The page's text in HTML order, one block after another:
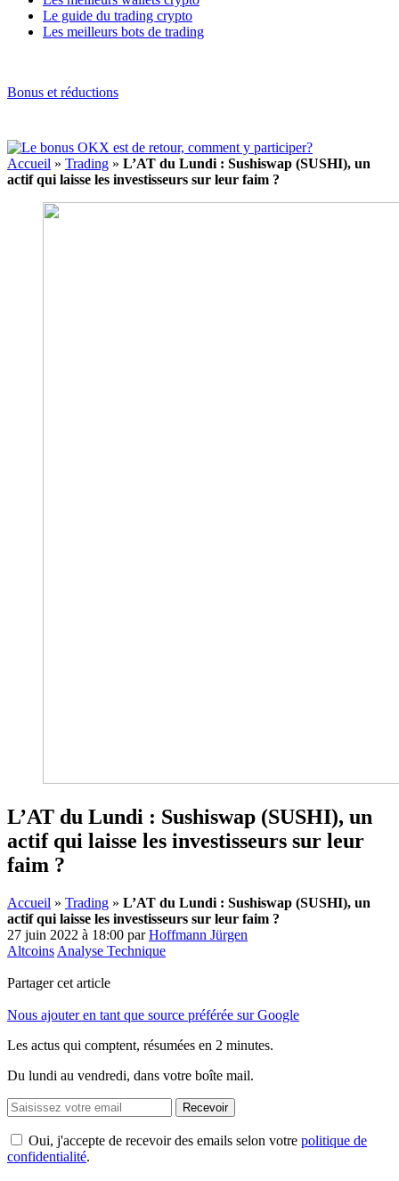
Le guide du trading crypto
Les meilleurs bots de trading
Bonus et réductions
Accueil » Trading » L’AT du Lundi : Sushiswap (SUSHI), un
actif qui laisse les investisseurs sur leur faim ?
L’AT du Lundi : Sushiswap (SUSHI), un
actif qui laisse les investisseurs sur leur
faim ?
Accueil » Trading » L’AT du Lundi : Sushiswap (SUSHI), un
actif qui laisse les investisseurs sur leur faim ?
27 juin 2022 à 18:00 parHoffmann Jürgen
Altcoins Analyse Technique
Partager cet article
Nous ajouter en tant que source préférée sur Google
Les actus qui comptent, résumées en 2 minutes.
Du lundi au vendredi, dans votre boîte mail.
Recevoir
Oui, j'accepte de recevoir des emails selon votre politique de
confidentialité.